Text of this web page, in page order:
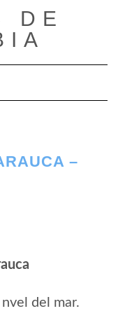
DE
de navegación
–
del mar.